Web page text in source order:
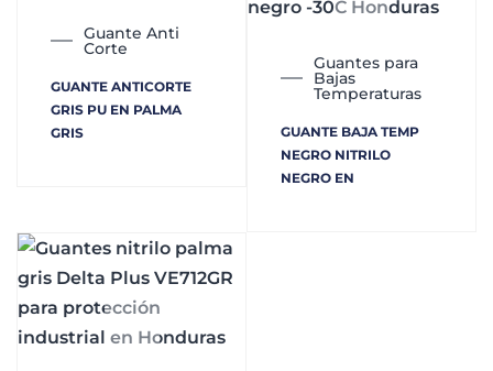
Guante Anti
Corte
GUANTE ANTICORTE
GRIS PU EN PALMA
GRIS
Guantes para
Bajas
Temperaturas
GUANTE BAJA TEMP
NEGRO NITRILO
NEGRO EN